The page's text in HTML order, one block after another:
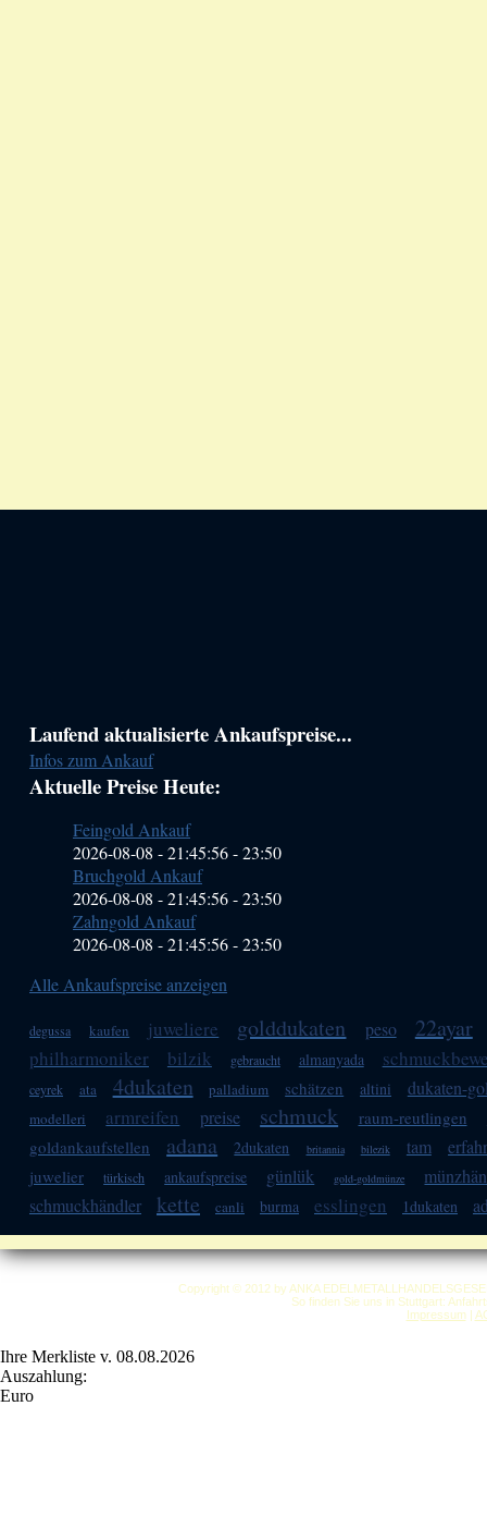
Haupt-
Sidebar
(Primary)
Laufend aktualisierte Ankaufspreise...
Infos zum Ankauf
Aktuelle Preise Heute:
Feingold Ankauf
2026-08-08 - 21:45:56-23:50
Bruchgold Ankauf
2026-08-08 - 21:45:56-23:50
Zahngold Ankauf
2026-08-08 - 21:45:56-23:50
Alle Ankaufspreise anzeigen
degussa kaufen juweliere golddukaten peso 22ayar
philharmoniker bilzik gebraucht almanyada
ceyrek ata 4dukaten palladium schätzen altini dukaten-
modelleri armreifen preise schmuck raum-reutlingen
goldankaufstellen adana 2dukaten britannia bilezik tam
juwelier türkisch ankaufspreise günlük gold-goldmünze
schmuckhändler
kette canli burma esslingen 1dukaten
Copyright © 2012 by ANKA
So finden Sie uns in Stuttgart:
Impressum|
Ihre Merkliste v. 08.08.2026
Auszahlung:
Euro